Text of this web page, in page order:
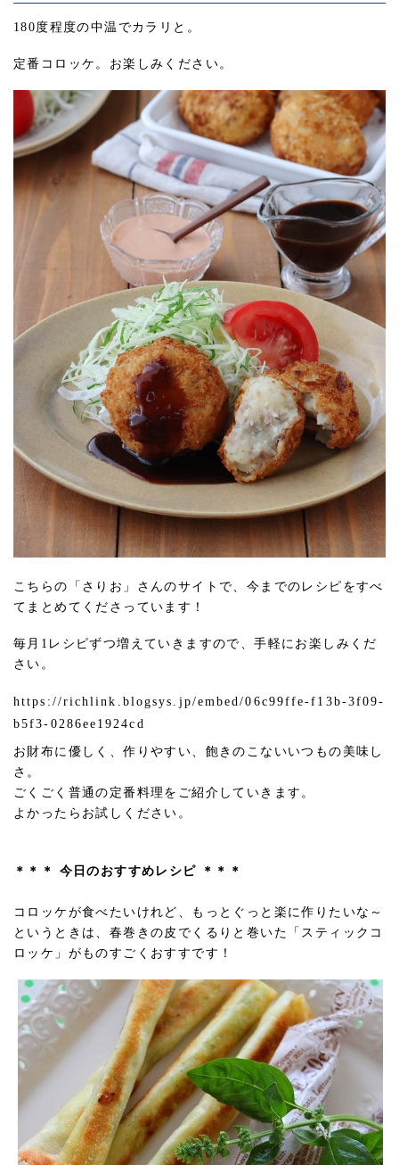
180度程度の中温でカラリと。
定番コロッケ。お楽しみください。
こちらの「さりお」さんのサイトで、今までのレシピをすべ
てまとめてくださっています！
毎月1レシピずつ増えていきますので、手軽にお楽しみくだ
さい。
https://richlink.blogsys.jp/embed/06c99ffe-f13b-3f09-
b5f3-0286ee1924cd
お財布に優しく、作りやすい、飽きのこないいつもの美味し
さ。
ごくごく普通の定番料理をご紹介していきます。
よかったらお試しください。
＊＊＊ 今日のおすすめレシピ ＊＊＊
コロッケが食べたいけれど、もっとぐっと楽に作りたいな～
というときは、春巻きの皮でくるりと巻いた「スティックコ
ロッケ」がものすごくおすすです！